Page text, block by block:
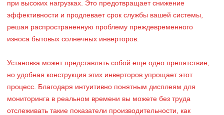
при высоких нагрузках. Это предотвращает снижение
эффективности и продлевает срок службы вашей системы,
решая распространенную проблему преждевременного
износа бытовых солнечных инверторов.
Установка может представлять собой еще одно препятствие,
но удобная конструкция этих инверторов упрощает этот
процесс. Благодаря интуитивно понятным дисплеям для
мониторинга в реальном времени вы можете без труда
отслеживать такие показатели производительности, как